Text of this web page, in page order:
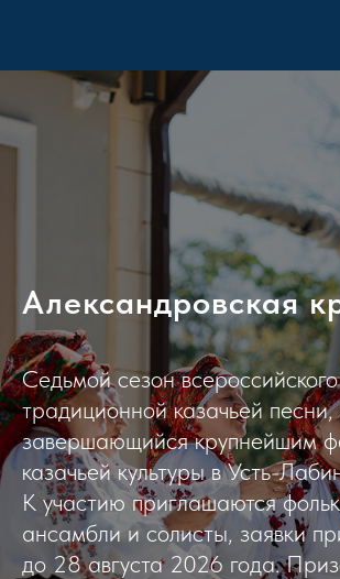
Александровская
Седьмой сезон
традиционной казачьей
завершающийся крупнейшим
казачьей культуры в Усть-
К участию приглашаются
ансамбли и солисты, заявки
до 28 августа 2026 года.